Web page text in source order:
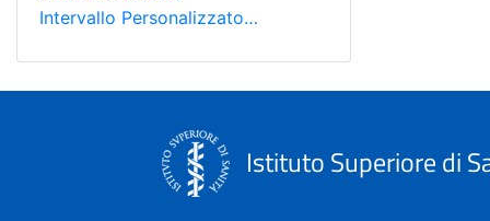
Intervallo Personalizzato…
Istituto Superiore di